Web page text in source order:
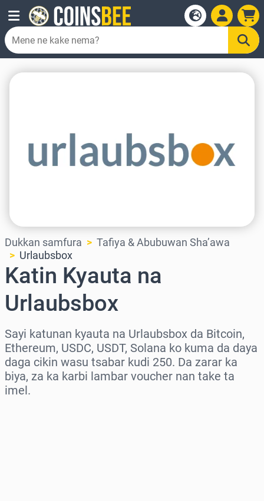
Dukkan samfura
Tafiya & Abubuwan Sha’awa
Urlaubsbox
Katin Kyauta na
Urlaubsbox
Sayi katunan kyauta na Urlaubsbox da Bitcoin,
Ethereum, USDC, USDT, Solana ko kuma da daya
daga cikin wasu tsabar kudi 250. Da zarar ka
biya, za ka karbi lambar voucher nan take ta
imel.